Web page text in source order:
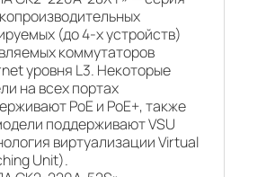
(до 4-х устройств)
коммутаторов
уровня L3. Некоторые
на всех портах
PoE и PoE+, также
поддерживают VSU
виртуализации Virtual
Unit).